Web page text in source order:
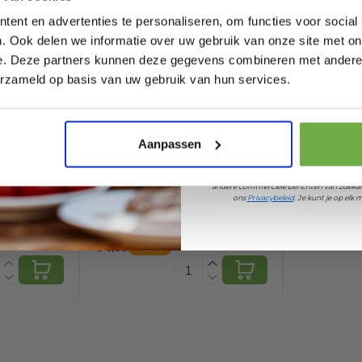
en advertenties te personaliseren, om functies voor social
Ook delen we informatie over uw gebruik van onze site met
Deze partners kunnen deze gegevens combineren met
op basis van uw gebruik van hun services.
Aanpassen
-
Digitale tekentablet -
grafische tablet -
schrijfbord met LCD
scherm- memotablet
- schrijfpil - 12 inch -
Prijs op bol.com
€ 6,99
-63%
Deuba
Laat ons weten
Pak € 5,-
andere commerciële berichten van
onsPrivacybeleid. Je kunt je op elk